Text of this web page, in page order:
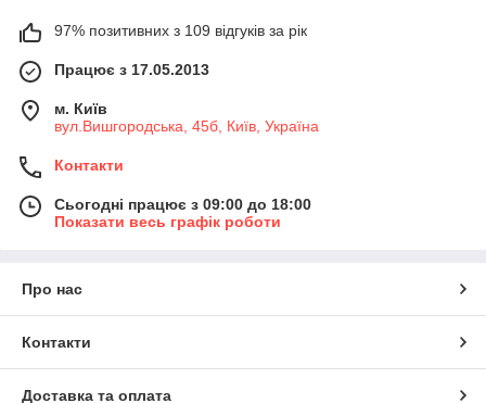
97% позитивних з 109 відгуків за рік
Працює з 17.05.2013
м. Київ
вул.Вишгородська, 45б, Київ, Україна
Контакти
Сьогодні працює з 09:00 до 18:00
Показати весь графік роботи
Про нас
Контакти
Доставка та оплата